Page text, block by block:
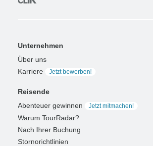
Unternehmen
Über uns
Karriere
Jetzt bewerben!
Reisende
Abenteuer gewinnen
Jetzt mitmachen!
Warum TourRadar?
Nach Ihrer Buchung
Stornorichtlinien